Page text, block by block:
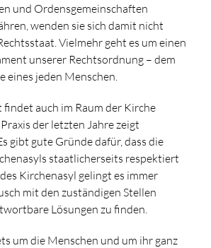
und Ordensgemeinschaften
wenden sie sich damit nicht
Vielmehr geht es um einen
unserer Rechtsordnung – dem
eines jeden Menschen.
findet auch im Raum der Kirche
der letzten Jahre zeigt
gibt gute Gründe dafür, dass die
staatlicherseits respektiert
Kirchenasyl gelingt es immer
mit den zuständigen Stellen
Lösungen zu finden.
um die Menschen und um ihr ganz